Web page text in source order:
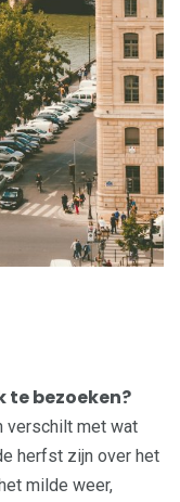
te bezoeken?
verschilt met wat
herfst zijn over het
milde weer,